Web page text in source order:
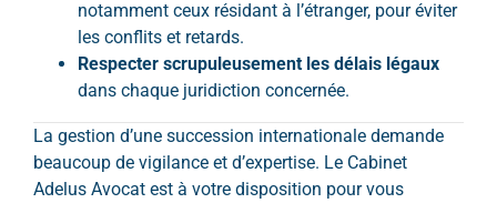
notamment ceux résidant à l’étranger, pour éviter
les conflits et retards.
Respecter scrupuleusement les délais légaux
dans chaque juridiction concernée.
La gestion d’une succession internationale demande
beaucoup de vigilance et d’expertise. Le Cabinet
Adelus Avocat est à votre disposition pour vous